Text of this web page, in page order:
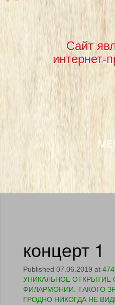
Сайт
интернет-
концерт 1
Published 07.06.2019 at
УНИКАЛЬНОЕ ОТКРЫТИЕ
ФИЛАРМОНИИ. ТАКОГО
ГРОДНО НИКОГДА НЕ